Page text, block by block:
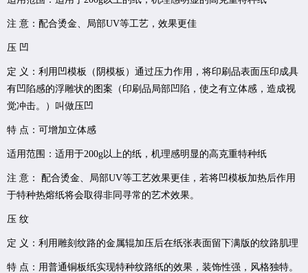
注 意：配合烫金、局部UV等工艺，效果更佳
压 凹
定 义：利用凹模板（阴模板）通过压力作用，将印刷品表面压印成具
有凹陷感的浮雕状的图案（印刷品局部凹陷，使之有立体感，造成视
觉冲击。）叫做压凹
特 点：可增加立体感
适用范围：适用于200g以上的纸，机理感明显的高克重特种纸
注 意： 配合烫金、局部UV等工艺效果更佳，若将凹模板加热后作用
于特种热熔纸将会取得非同寻常的艺术效果。
压 纹
定 义：利用雕刻纹路的金属辊加压后在纸张表面留下满版的纹路肌理
特 点：用普通铜板纸实现特种纹路纸的效果，装饰性强，风格独特。